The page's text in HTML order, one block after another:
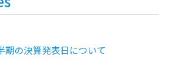
期の決算発表日について